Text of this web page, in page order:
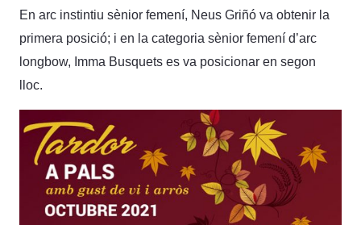
En arc instintiu sènior femení, Neus Griñó va obtenir la
primera posició; i en la categoria sènior femení d’arc
longbow, Imma Busquets es va posicionar en segon
lloc.